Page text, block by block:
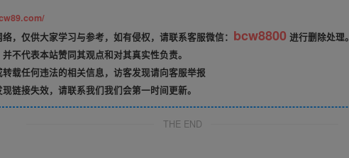
，仅供大家学习与参考，如有侵权，请联系客服微信： bcw8800 进行删除处理。
不代表本站赞同其观点和对其真实性负责。
载任何违法的相关信息，访客发现请向客服举报
链接失效，请联系我们我们会第一时间更新。
THE END